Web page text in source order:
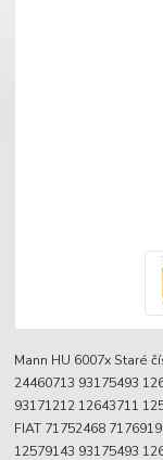
Mann HU 6007x Staré
24460713 93175493
93171212 12643711
FIAT 71752468
12579143 93175493